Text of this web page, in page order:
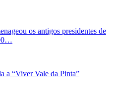
os antigos presidentes de
a “Viver Vale da Pinta”